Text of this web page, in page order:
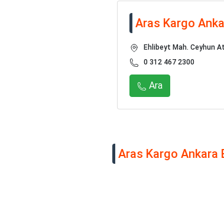
Aras Kargo
Ehlibeyt Mah. Ceyhun
0 312 467 2300
Ara
Aras Kargo Ankara